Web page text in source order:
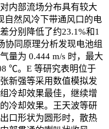
内部流场分布具有较大
自然风冷下带通风口的电
分别降低了约23.1%和1
协同原理分析发现电池组
量为 0.444 m/s 时，最大
℃。E 等研究表明位于
新强等采用数值模拟发
冷却效果最佳，继续增
冷却效果。王天波等研
口形状为圆形时，散热